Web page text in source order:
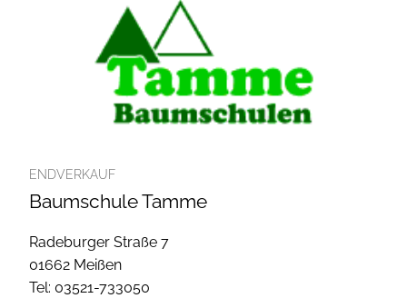
ENDVERKAUF
Baumschule Tamme
Radeburger Straße 7
01662 Meißen
Tel: 03521-733050